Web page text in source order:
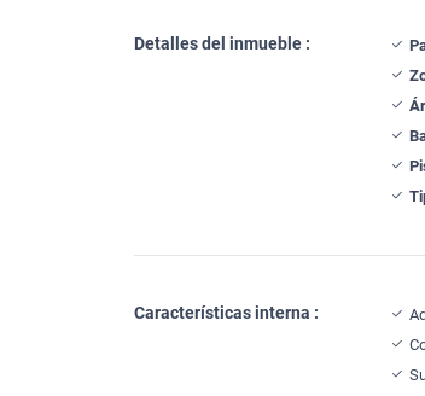
Detalles del inmueble :
Características interna :